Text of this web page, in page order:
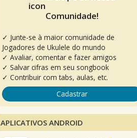
Comunidade!
✓ Junte-se à maior comunidade de
Jogadores de Ukulele do mundo
✓ Avaliar, comentar e fazer amigos
✓ Salvar cifras em seu songbook
✓ Contribuir com tabs, aulas, etc.
Cadastrar
APLICATIVOS ANDROID